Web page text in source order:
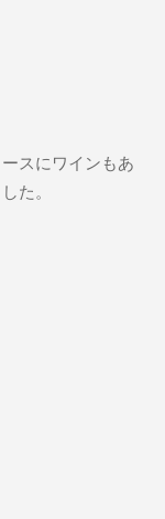
スにワインもあ
た。